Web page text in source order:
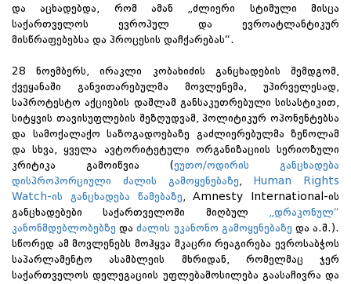
და აცხადებდა, რომ ამან „ძლიერი სტიმული მისცა
საქართველოს ევროპულ და ევროატლანტიკურ
მისწრაფებებსა და პროცესის დაჩქარებას“.
28 ნოემბერს, ირაკლი კობახიძის განცხადების შემდგომ,
ქვეყანაში განვითარებულმა მოვლენემა, უპირველესად,
საპროტესტო აქციების დაშლამ განსაკუთრებული სისასტიკით,
სიტყვის თავისუფლების შეზღუდვამ, პოლიტიკურ ოპონენტებსა
და სამოქალაქო საზოგადოებაზე გაძლიერებულმა ზეწოლამ
და სხვა, ყველა ავტორიტეტული ორგანიზაციის სერიოზული
კრიტიკა გამოიწვია (ეუთო/ოდირის განცხადება
დისპროპორციული ძალის გამოყენებაზე
Human Rights
Watch-ის განცხადება წამებაზე , Amnesty International-ის
განცხადებები საქართველოში მიღბულ
„დრაკონულ“
კანონმდებლობებზე დაძალის უკანონო გამოყენებაზე და ა.შ.).
სწორედ ამ მოვლენებს მოჰყვა მკაცრი რეაგირება ევროსაბჭოს
საპარლამენტო ასამბლეის მხრიდან, რომელმაც ჯერ
საქართველოს დელეგაციის უფლებამოსილება გაასაჩივრა და